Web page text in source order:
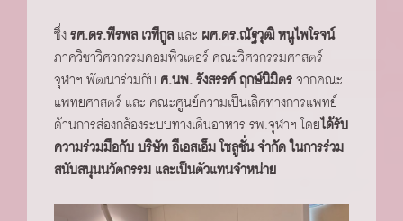
ซึ่งรศ.ดร.พีรพล เวทีกูลและ ผศ.ดร.ณัฐวุฒิ หนูไพโรจน์
ภาควิชาวิศวกรรมคอมพิวเตอร์ คณะวิศวกรรมศาสตร์
จุฬาฯ พัฒนาร่วมกับ ศ.นพ. รังสรรค์ ฤกษ์นิมิตรจากคณะ
แพทยศาสตร์ และ คณะศูนย์ความเป็นเลิศทางการแพทย์
ด้านการส่องกล้องระบบทางเดินอาหาร รพ.จุฬาฯ โดยได้รับ
ความร่วมมือกับ บริษัท อีเอสเอ็ม โซลูชั่น จำกัด ในการร่วม
สนับสนุนนวัตกรรม และเป็นตัวแทนจำหน่าย